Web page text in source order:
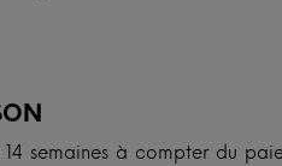
semaines à compter du